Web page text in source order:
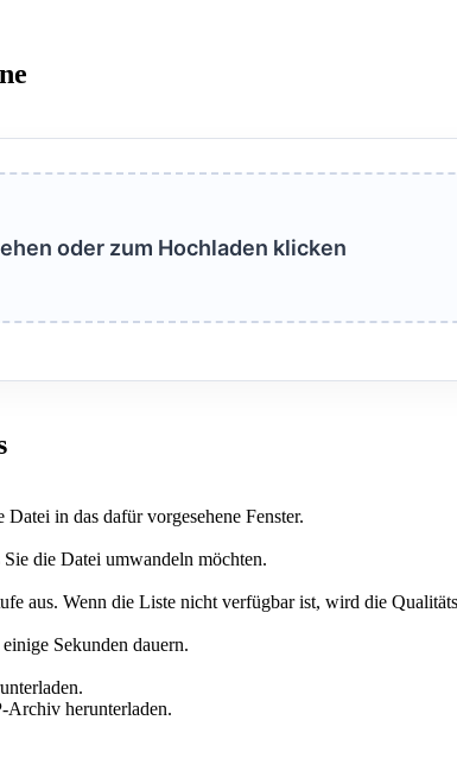
oder zum Hochladen klicken
in das dafür vorgesehene Fenster.
die Datei umwandeln möchten.
aus. Wenn die Liste nicht verfügbar ist, wird die
Sekunden dauern.
Archiv herunterladen.